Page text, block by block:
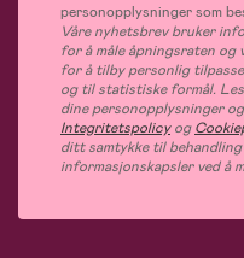
personopplysninger som
Våre nyhetsbrev bruker
for å måle åpningsraten og
for å tilby personlig
og til statistiske formål.
dine personopplysninger
Integritetspolicyog
ditt samtykke til
informasjonskapsler ved å